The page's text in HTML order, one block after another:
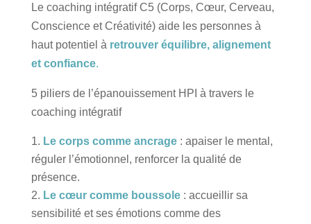
Le coaching intégratif C5 (Corps, Cœur, Cerveau,
Conscience et Créativité) aide les personnes à
haut potentiel à retrouver équilibre, alignement
et confiance.
5 piliers de l’épanouissement HPI à travers le
coaching intégratif
Le corps comme ancrage: apaiser le mental,
réguler l’émotionnel, renforcer la qualité de
présence.
Le cœur comme boussole: accueillir sa
sensibilité et ses émotions comme des